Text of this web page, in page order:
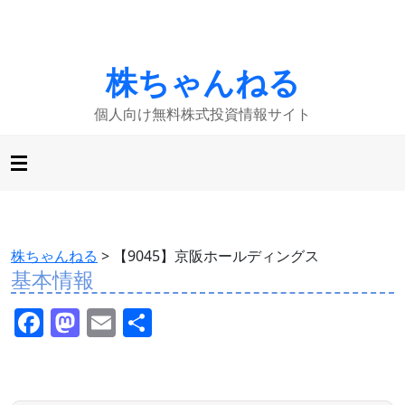
株ちゃんねる
個人向け無料株式投資情報サイト
株ちゃんねる > 【9045】京阪ホールディングス
基本情報
F M E